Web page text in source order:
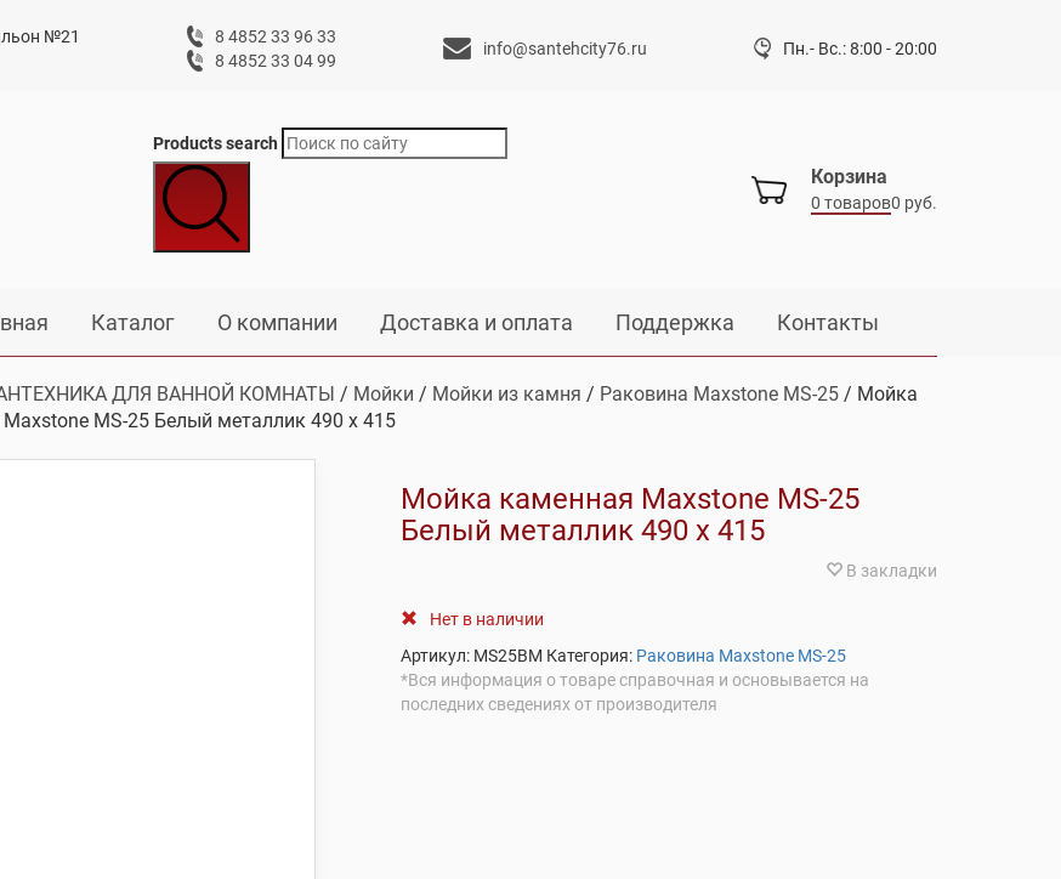
№21
8 4852 33 96 33
8 4852 33 04 99
info@santehcity76.ru Пн.- Вс.: 8:00 - 20:00
Products search
Корзина
0 товаров0 руб.
Каталог О компании Доставка и оплата Поддержка Контакты
ДЛЯ ВАННОЙ КОМНАТЫ / Мойки / Мойки из камня / Раковина Maxstone MS-25/ Мойка
МS-25 Белый металлик 490 х 415
Мойка каменная Maxstone МS-25
Белый металлик 490 х 415
В закладки
Нет в наличии
Артикул: MS25BM Категория: Раковина Maxstone MS-25
*Вся информация о товаре справочная и основывается на
последних сведениях от производителя